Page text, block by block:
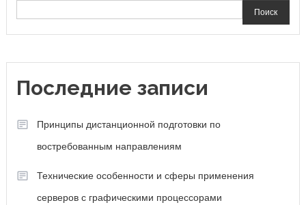
Поиск
Последние записи
Принципы дистанционной подготовки по
востребованным направлениям
Технические особенности и сферы применения
серверов с графическими процессорами